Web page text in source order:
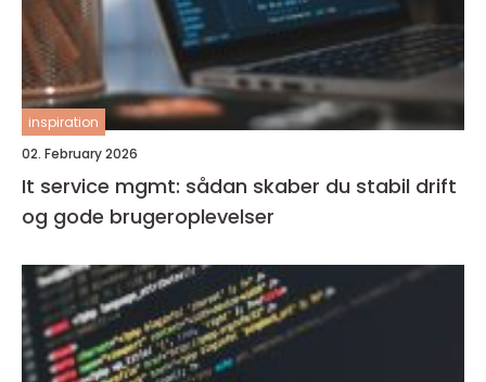
inspiration
02. February 2026
It service mgmt: sådan skaber du stabil drift
og gode brugeroplevelser